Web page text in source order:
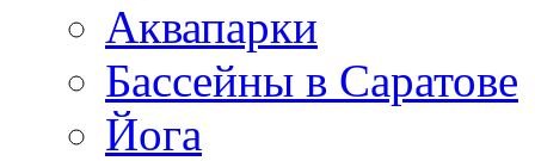
Аквапарки
Бассейны в Саратове
Йога